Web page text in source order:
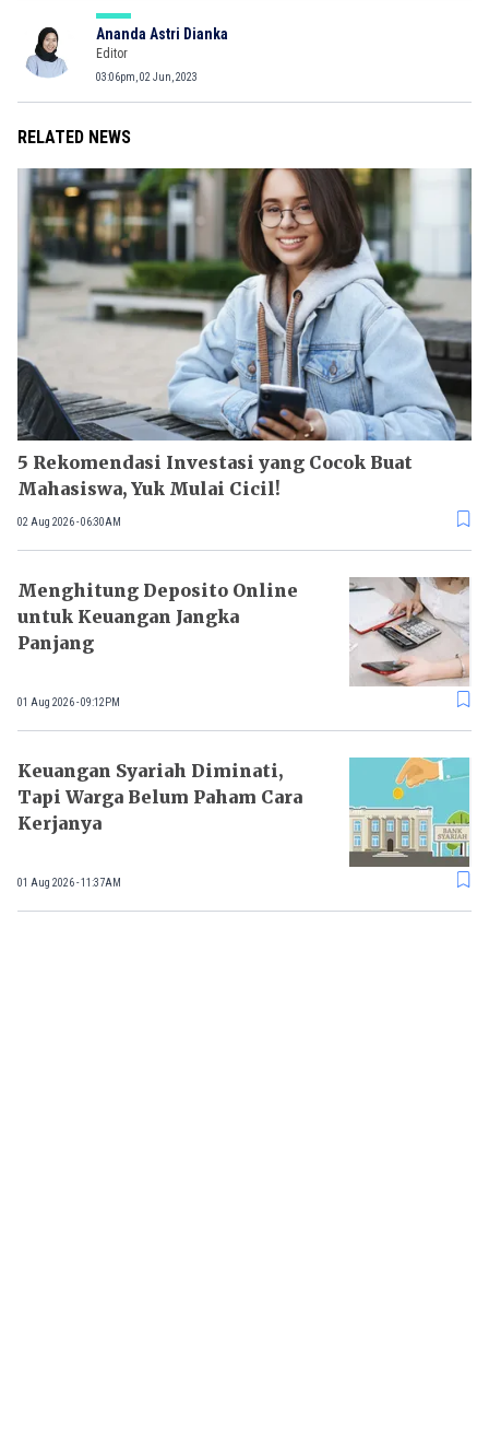
Ananda Astri Dianka
Editor
03:06pm, 02 Jun, 2023
RELATED NEWS
5 Rekomendasi Investasi yang Cocok Buat
Mahasiswa, Yuk Mulai Cicil!
02 Aug 2026 - 06:30AM
Menghitung Deposito Online
untuk Keuangan Jangka
Panjang
01 Aug 2026 - 09:12PM
Keuangan Syariah Diminati,
Tapi Warga Belum Paham Cara
Kerjanya
01 Aug 2026 - 11:37AM